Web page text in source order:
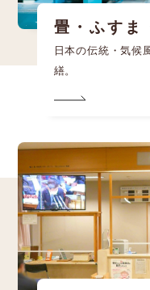
畳・ふすま
日本の伝統・気候
繕。